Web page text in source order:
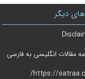
دیگر
مقالات انگلیسی به فارسی
https://